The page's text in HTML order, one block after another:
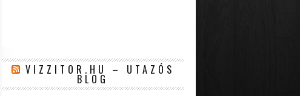
VIZZITOR.HU – UTAZÓS
BLOG